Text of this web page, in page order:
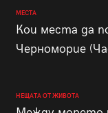
МЕСТА
Кои места да
Черноморие
НЕЩАТА ОТ ЖИВОТА